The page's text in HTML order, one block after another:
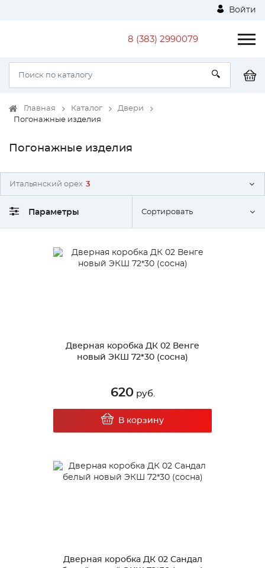
Войти
8 (383) 2990079
Главная Каталог
Двери
Погонажные изделия
Погонажные изделия
Итальянский орех 3
Параметры Сортировать
Дверная коробка ДК 02 Венге
новый ЭКШ 72*30 (сосна)
620руб.
В корзину
Дверная коробка ДК 02 Сандал